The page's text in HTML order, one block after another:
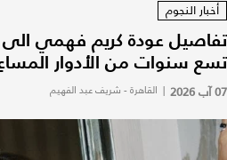
أخبار النجوم
تفاصيل عودة كريم فهمي الى
تسع سنوات من الأدوار
07 آب 2026 | القاهرة - شريف عبد الفهيم